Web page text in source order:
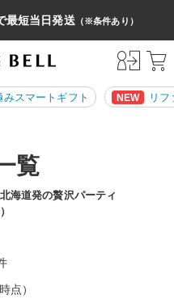
最短当日発送（※条件あり）
みスマートギフト NEW リ
覧
北海道発の贅沢パーティ
）
点）